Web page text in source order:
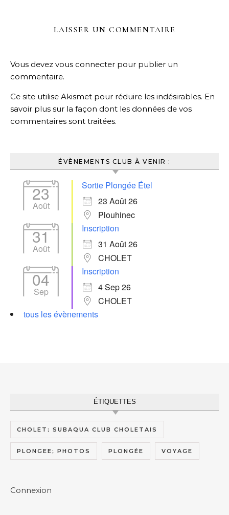
LAISSER UN COMMENTAIRE
Vous devez vous connecter pour publier un
commentaire.
Ce site utilise Akismet pour réduire les indésirables. En
savoir plus sur la façon dont les données de vos
commentaires sont traitées.
ÉVÈNEMENTS CLUB À VENIR :
23
Août
Sortie Plongée Étel
23 Août 26
Plouhinec
31
Août
Inscription
31 Août 26
CHOLET
04
Sep
Inscription
4 Sep 26
CHOLET
tous les évènements
ÉTIQUETTES
CHOLET; SUBAQUA CLUB CHOLETAIS
PLONGEE; PHOTOS PLONGÉE VOYAGE
Connexion